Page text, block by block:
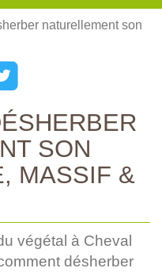
naturellement son
SON
MASSIF &
végétal à Cheval
désherber